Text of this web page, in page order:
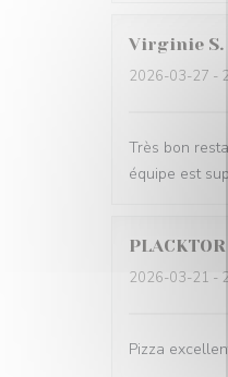
Virginie S
2026-03-27 -
Très bon
équipe est
PLACKTOR
2026-03-21 -
Pizza